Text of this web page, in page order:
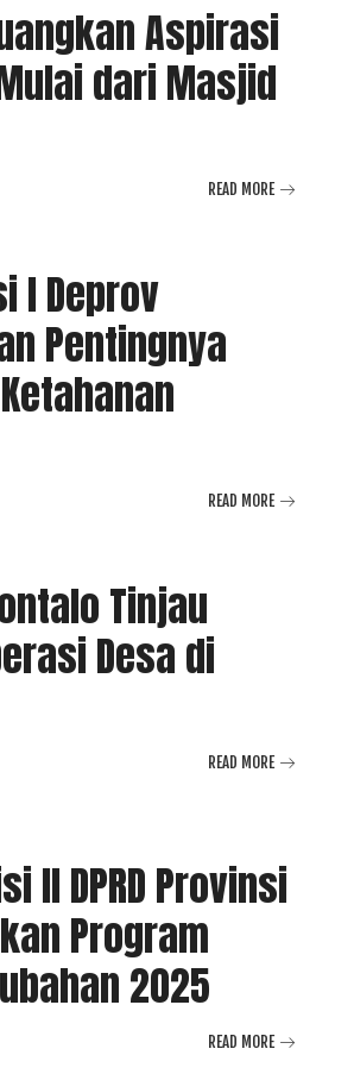
Aspirasi
dari Masjid
READ MORE
I Deprov
Pentingnya
READ MORE
Tinjau
Desa di
READ MORE
II DPRD Provinsi
Program
2025
READ MORE